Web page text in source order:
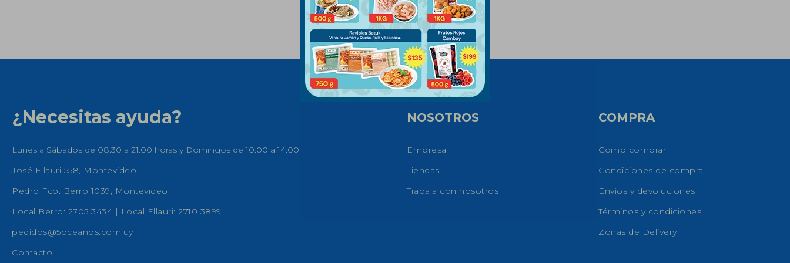
¿Necesitas ayuda?
Lunes a Sábados de 08:30 a 21:00 horas y Domingos de 10:00 a 14:00
José Ellauri 558, Montevideo
Pedro Fco. Berro 1039, Montevideo
Local Berro: 2705 3434 | Local Ellauri: 2710 3899
pedidos@5oceanos.com.uy
Contacto
NOSOTROS
Empresa
Tiendas
Trabaja con nosotros
COMPRA
Como comprar
Condiciones de compra
Envíos y devoluciones
Términos y condiciones
Zonas de Delivery